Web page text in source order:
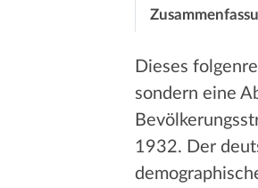
Dieses
sondern eine
1932. Der